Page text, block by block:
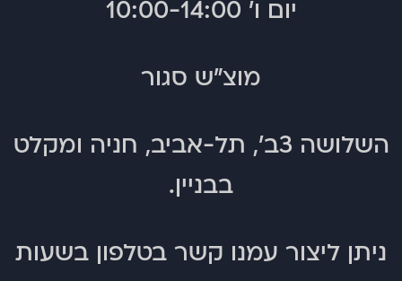
יום ו' 10:00-14:00
מוצ"ש סגור
השלושה 3ב', תל-אביב, חניה ומקלט
בבניין.
ניתן ליצור עמנו קשר בטלפון בשעות